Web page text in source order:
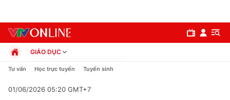
GIÁO DỤC
Chính trị
Pháp luật
Tư vấn Học trực tuyến Tuyển sinh
01/06/2026 05:20 GMT+7